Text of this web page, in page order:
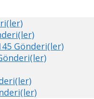
Gönderi(ler)